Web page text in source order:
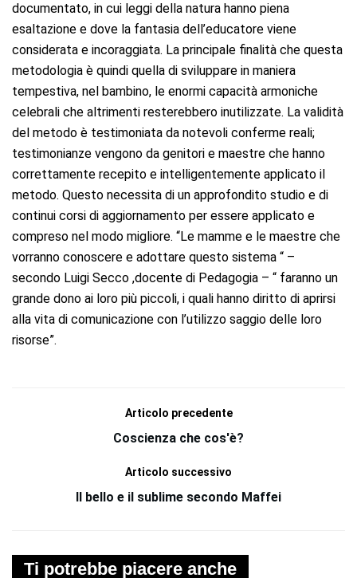
documentato, in cui leggi della natura hanno piena
esaltazione e dove la fantasia dell’educatore viene
considerata e incoraggiata. La principale finalità che questa
metodologia è quindi quella di sviluppare in maniera
tempestiva, nel bambino, le enormi capacità armoniche
celebrali che altrimenti resterebbero inutilizzate. La validità
del metodo è testimoniata da notevoli conferme reali;
testimonianze vengono da genitori e maestre che hanno
correttamente recepito e intelligentemente applicato il
metodo. Questo necessita di un approfondito studio e di
continui corsi di aggiornamento per essere applicato e
compreso nel modo migliore. “Le mamme e le maestre che
vorranno conoscere e adottare questo sistema “ –
secondo Luigi Secco ,docente di Pedagogia – “ faranno un
grande dono ai loro più piccoli, i quali hanno diritto di aprirsi
alla vita di comunicazione con l’utilizzo saggio delle loro
risorse”.
Articolo precedente
Coscienza che cos'è?
Articolo successivo
Il bello e il sublime secondo Maffei
Ti potrebbe piacere anche